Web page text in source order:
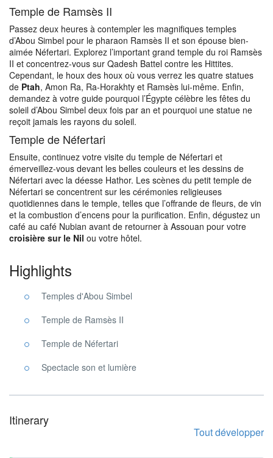
Temple de Ramsès II
Passez deux heures à contempler les magnifiques temples
d’Abou Simbel pour le pharaon Ramsès II et son épouse bien-
aimée Néfertari. Explorez l’important grand temple du roi Ramsès
II et concentrez-vous sur Qadesh Battel contre les Hittites.
Cependant, le houx des houx où vous verrez les quatre statues
de Ptah, Amon Ra, Ra-Horakhty et Ramsès lui-même. Enfin,
demandez à votre guide pourquoi l’Égypte célèbre les fêtes du
soleil d’Abou Simbel deux fois par an et pourquoi une statue ne
reçoit jamais les rayons du soleil.
Temple de Néfertari
Ensuite, continuez votre visite du temple de Néfertari et
émerveillez-vous devant les belles couleurs et les dessins de
Néfertari avec la déesse Hathor. Les scènes du petit temple de
Néfertari se concentrent sur les cérémonies religieuses
quotidiennes dans le temple, telles que l’offrande de fleurs, de vin
et la combustion d’encens pour la purification. Enfin, dégustez un
café au café Nubian avant de retourner à Assouan pour votre
croisière sur le Nil ou votre hôtel.
Highlights
Temples d'Abou Simbel
Temple de Ramsès II
Temple de Néfertari
Spectacle son et lumière
Itinerary
Tout développer